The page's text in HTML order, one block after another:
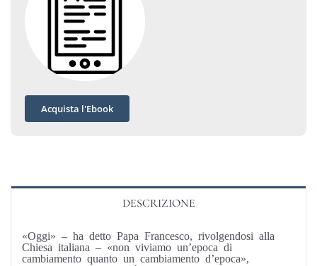
Acquista l'Ebook
DESCRIZIONE
«Oggi» – ha detto Papa Francesco, rivolgendosi alla
Chiesa italiana – «non viviamo un’epoca di
cambiamento quanto un cambiamento d’epoca»,